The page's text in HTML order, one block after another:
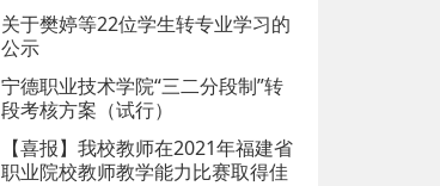
关于樊婷等22位学生转专业学习的
公示
宁德职业技术学院“三二分段制”转
段考核方案（试行）
【喜报】我校教师在2021年福建省
职业院校教师教学能力比赛取得佳